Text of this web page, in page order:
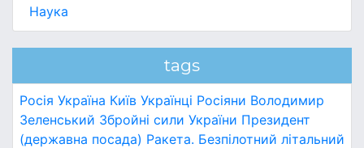
Наука
tags
Росія Україна Київ Українці Росіяни Володимир
Зеленський Збройні сили України Президент
(державна посада) Ракета. Безпілотний літальний